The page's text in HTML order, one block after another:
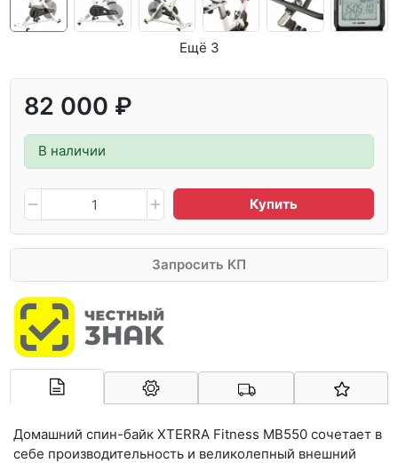
Ещё 3
82 000 ₽
В наличии
Купить
Запросить КП
Домашний спин-байк XTERRA Fitness MB550 сочетает в
себе производительность и великолепный внешний